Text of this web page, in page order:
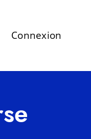
Connexion